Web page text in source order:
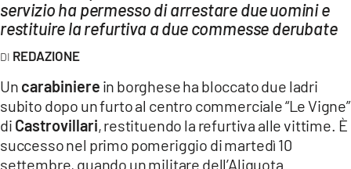
LACPLAY.IT
LACITYMAG.IT
ILREGGINO.IT
COSENZACHANNEL.IT
servizio ha permesso di arrestare due uomini e
restituire la refurtiva a due commesse derubate
REDAZIONE
Un carabiniere in borghese ha bloccato due ladri
subito dopo un furto al centro commerciale “Le Vigne”
di Castrovillari, restituendo la refurtiva alle vittime. È
successo nel primo pomeriggio di martedì 10
settembre, quando un militare dell’Aliquota